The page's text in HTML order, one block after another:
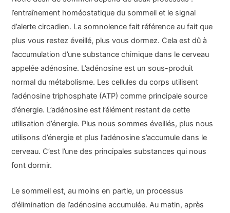
l’entraînement homéostatique du sommeil et le signal
d’alerte circadien. La somnolence fait référence au fait que
plus vous restez éveillé, plus vous dormez. Cela est dû à
l’accumulation d’une substance chimique dans le cerveau
appelée adénosine. L’adénosine est un sous-produit
normal du métabolisme. Les cellules du corps utilisent
l’adénosine triphosphate (ATP) comme principale source
d’énergie. L’adénosine est l’élément restant de cette
utilisation d’énergie. Plus nous sommes éveillés, plus nous
utilisons d’énergie et plus l’adénosine s’accumule dans le
cerveau. C’est l’une des principales substances qui nous
font dormir.
Le sommeil est, au moins en partie, un processus
d’élimination de l’adénosine accumulée. Au matin, après